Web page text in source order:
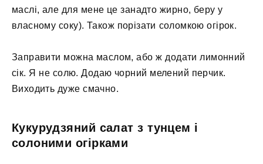
маслі, але для мене це занадто жирно, беру у
власному соку). Також порізати соломкою огірок.
Заправити можна маслом, або ж додати лимонний
сік. Я не солю. Додаю чорний мелений перчик.
Виходить дуже смачно.
Кукурудзяний салат з тунцем і
солоними огірками